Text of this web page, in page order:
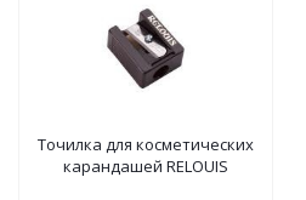
Точилка для косметических
карандашей RELOUIS